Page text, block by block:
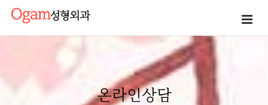
온라인상담